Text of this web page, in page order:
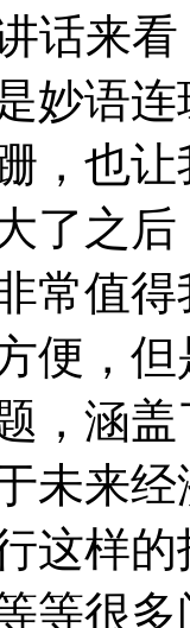
话来
妙语
，也
了之
常值
便，
，涵
未来
这样
等很多